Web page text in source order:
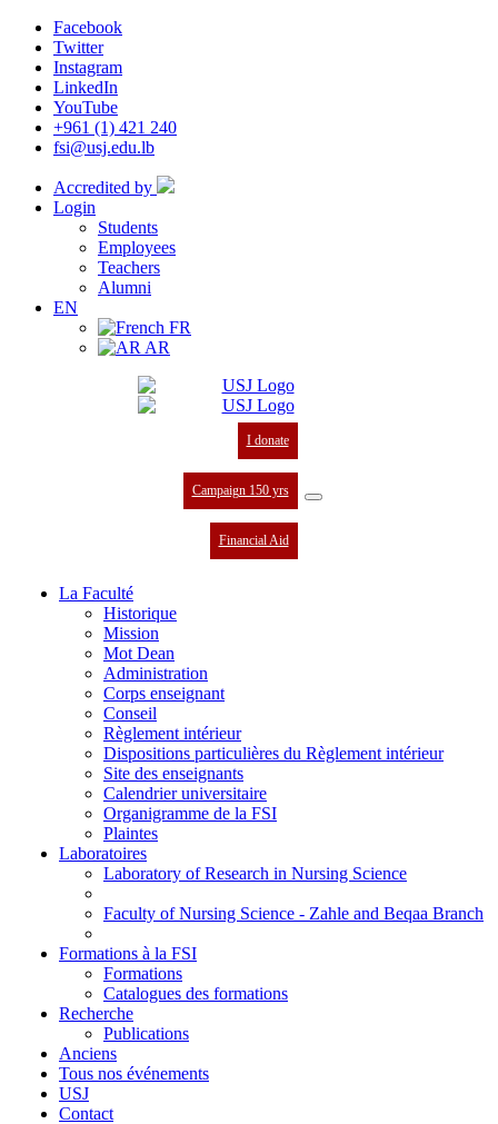
Facebook
Twitter
Instagram
LinkedIn
YouTube
+961 (1) 421 240
fsi@usj.edu.lb
Accredited by
Login
Students
Employees
Teachers
Alumni
EN
FR
AR
I donate
Campaign 150 yrs
Financial Aid
La Faculté
Historique
Mission
Mot Dean
Administration
Corps enseignant
Conseil
Règlement intérieur
Dispositions particulières du Règlement intérieur
Site des enseignants
Calendrier universitaire
Organigramme de la FSI
Plaintes
Laboratoires
Laboratory of Research in Nursing Science
Faculty of Nursing Science - Zahle and Beqaa Branch
Formations à la FSI
Formations
Catalogues des formations
Recherche
Publications
Anciens
Tous nos événements
USJ
Contact